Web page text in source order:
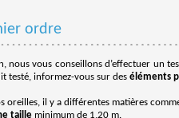
ordre
nous vous conseillons d’effectuer un
testé, informez-vous sur des éléments
oreilles, il y a différentes matières
tailleminimum de 1,20 m.